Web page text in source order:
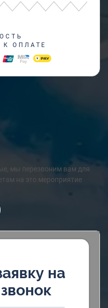
ОПЛАТЕ
мы перезвоним вам для
на это мероприятие
на